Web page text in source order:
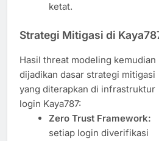
ketat.
Strategi Mitigasi di
Hasil threat modeling kemudian
dijadikan dasar strategi mitigasi
yang diterapkan di infrastruktur
login Kaya787:
Zero Trust Framework:
setiap login diverifikasi